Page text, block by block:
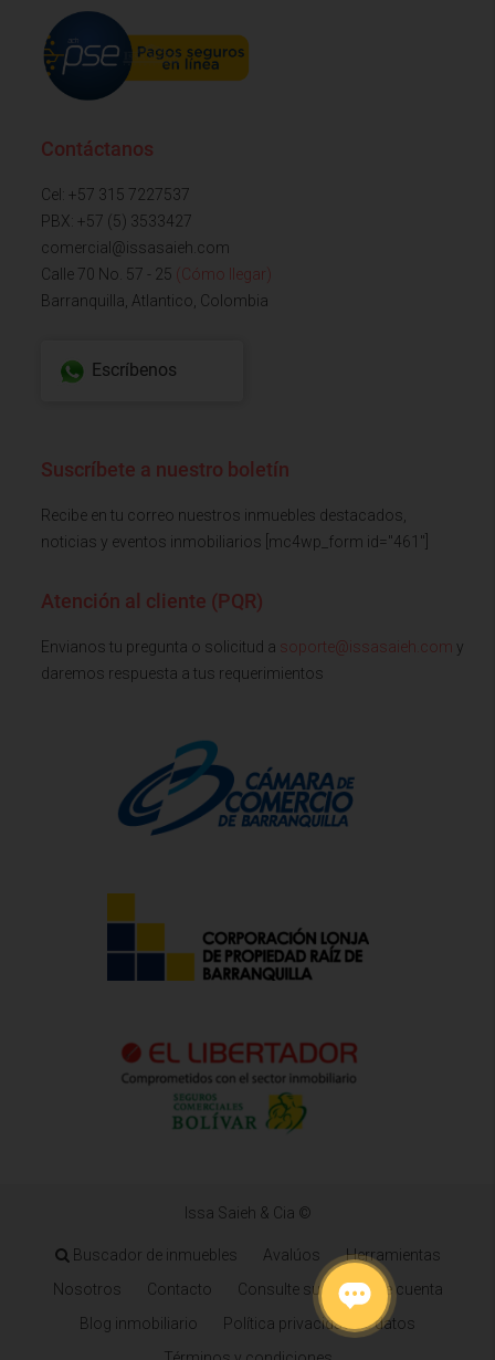
Contáctanos
Cel: +57 315 7227537
PBX: +57 (5) 3533427
comercial@issasaieh.com
Calle 70 No. 57 - 25 (Cómo llegar)
Barranquilla, Atlantico, Colombia
Escríbenos
Suscríbete a nuestro boletín
Recibe en tu correo nuestros inmuebles destacados,
noticias y eventos inmobiliarios [mc4wp_form id="461"]
Atención al cliente (PQR)
Envianos tu pregunta o solicitud a soporte@issasaieh.com y
daremos respuesta a tus requerimientos
Issa Saieh & Cia ©
Buscador de inmuebles Avalúos
Herramientas
Nosotros
Contacto
Consulte su estado de cuenta
Blog inmobiliario
Política privacidad de datos